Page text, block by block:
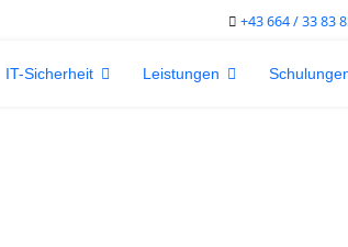
+43 664 / 33 83
IT-Sicherheit Leistungen